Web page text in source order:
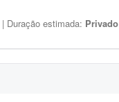
| Duração estimada: Privado